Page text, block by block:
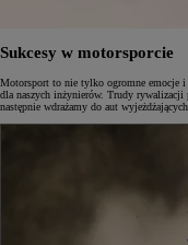
Sukcesy w motorsporcie
Motorsport to nie tylko ogromne emocje
dla naszych inżynierów. Trudy rywalizacji
następnie wdrażamy do aut